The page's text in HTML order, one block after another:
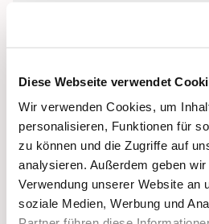
Diese Webseite verwendet
Wir verwenden Cookies, um
personalisieren, Funktionen für
zu können und die Zugriffe auf
analysieren. Außerdem geben
Verwendung unserer Website an
soziale Medien, Werbung und
Donnerstag, 24.
Lichtenplatzer Kapelle
Leitung: Anke